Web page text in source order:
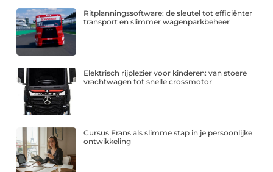
Ritplanningssoftware: de sleutel tot efficiënter
transport en slimmer wagenparkbeheer
Elektrisch rijplezier voor kinderen: van stoere
vrachtwagen tot snelle crossmotor
Cursus Frans als slimme stap in je persoonlijke
ontwikkeling